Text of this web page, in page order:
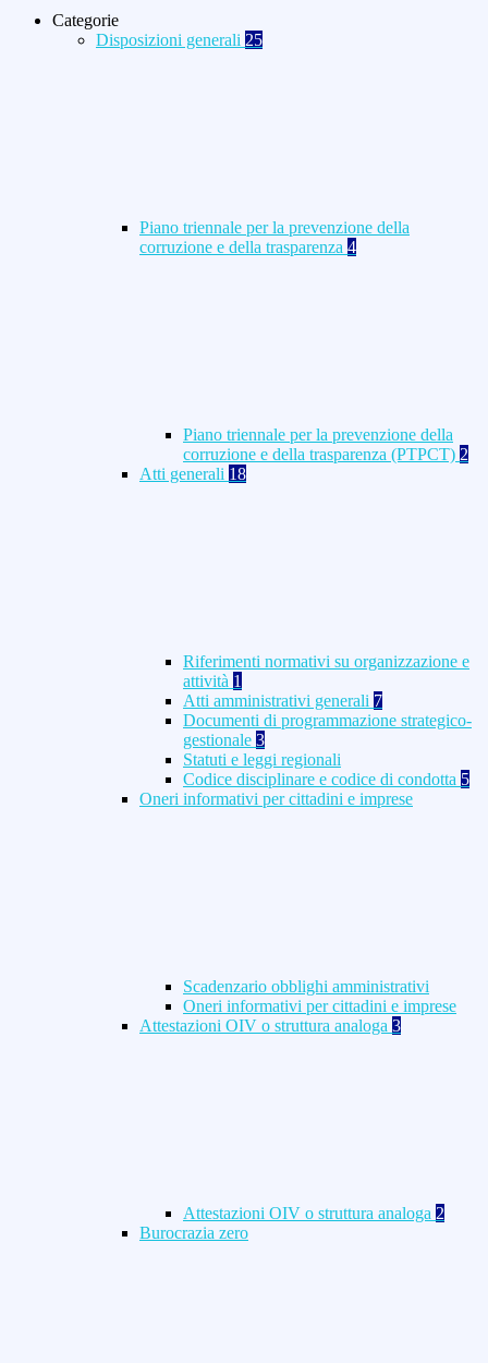
Categorie
Disposizioni generali 25
Piano triennale per la prevenzione della
corruzione e della trasparenza 4
Piano triennale per la prevenzione della
corruzione e della trasparenza (PTPCT) 2
Atti generali 18
Riferimenti normativi su organizzazione e
attività 1
Atti amministrativi generali 7
Documenti di programmazione strategico-
gestionale 3
Statuti e leggi regionali
Codice disciplinare e codice di condotta 5
Oneri informativi per cittadini e imprese
Scadenzario obblighi amministrativi
Oneri informativi per cittadini e imprese
Attestazioni OIV o struttura analoga 3
Attestazioni OIV o struttura analoga 2
Burocrazia zero